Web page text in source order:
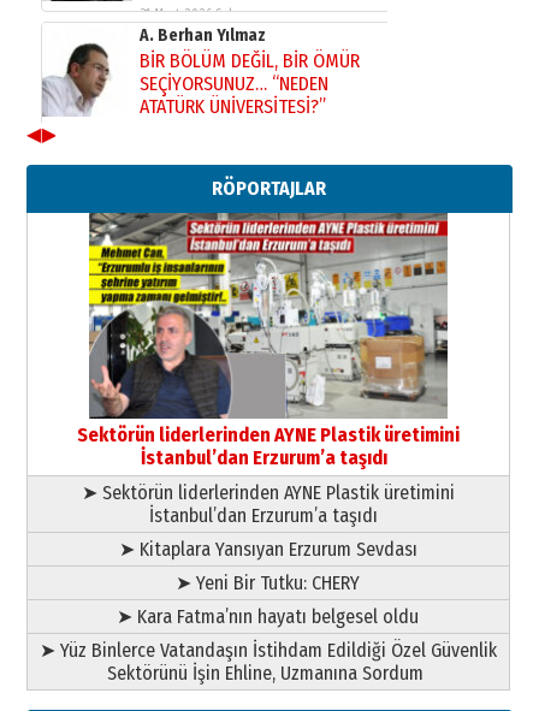
31 Mart 2026 Salı
A. Berhan Yılmaz
BİR BÖLÜM DEĞİL, BİR ÖMÜR
SEÇİYORSUNUZ… “NEDEN
ATATÜRK ÜNİVERSİTESİ?”
Ahmed Yesevi’den bir Alperen…
”Reisimiz” idi… Hakka yürüdü.!
26 Mart 2026 Perşembe
Cem Bakırcı
Ardında bıraktığı hatıralarıyla
gönül adamı Faruk Terzioğlu!
13 Mayıs 2026 Çarşamba
Esat BİNDESEN
Başkan Sekmen’den Erzurum’a
bir vizyon proje daha!
02 Ağustos 2026 Pazar
◀▶
RÖPORTAJLAR
Sektörün liderlerinden AYNE Plastik üretimini
İstanbul’dan Erzurum’a taşıdı
➤ Sektörün liderlerinden AYNE Plastik üretimini
İstanbul’dan Erzurum’a taşıdı
➤ Kitaplara Yansıyan Erzurum Sevdası
➤ Yeni Bir Tutku: CHERY
➤ Kara Fatma’nın hayatı belgesel oldu
➤ Yüz Binlerce Vatandaşın İstihdam Edildiği Özel Güvenlik
Sektörünü İşin Ehline, Uzmanına Sordum